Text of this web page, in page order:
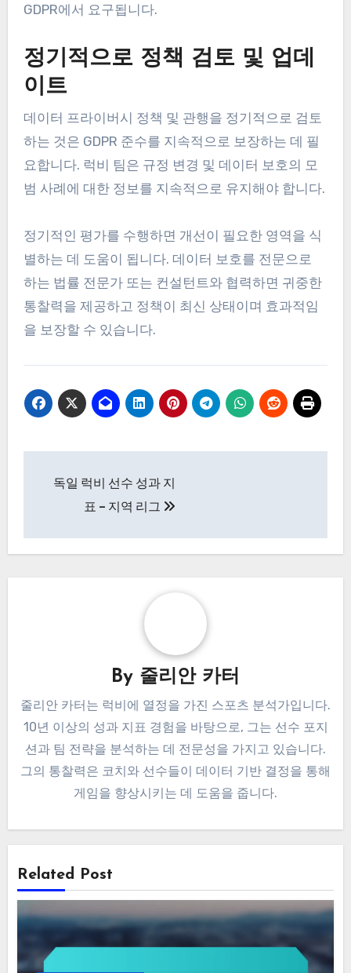
GDPR에서 요구됩니다.
정기적으로 정책 검토 및 업데
이트
데이터 프라이버시 정책 및 관행을 정기적으로 검토
하는 것은 GDPR 준수를 지속적으로 보장하는 데 필
요합니다. 럭비 팀은 규정 변경 및 데이터 보호의 모
범 사례에 대한 정보를 지속적으로 유지해야 합니다.
정기적인 평가를 수행하면 개선이 필요한 영역을 식
별하는 데 도움이 됩니다. 데이터 보호를 전문으로
하는 법률 전문가 또는 컨설턴트와 협력하면 귀중한
통찰력을 제공하고 정책이 최신 상태이며 효과적임
을 보장할 수 있습니다.
navigation
독일 럭비 선수 성과 지
표 – 지역 리그
By 줄리안 카터
줄리안 카터는 럭비에 열정을 가진 스포츠 분석가입니다.
10년 이상의 성과 지표 경험을 바탕으로, 그는 선수 포지
션과 팀 전략을 분석하는 데 전문성을 가지고 있습니다.
그의 통찰력은 코치와 선수들이 데이터 기반 결정을 통해
게임을 향상시키는 데 도움을 줍니다.
Related Post